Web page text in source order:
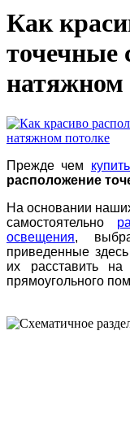
Как
точечные
натяжном
Прежде чем
расположение
На основании
самостоятельно
освещения,
приведенные
их расставить
прямоугольного